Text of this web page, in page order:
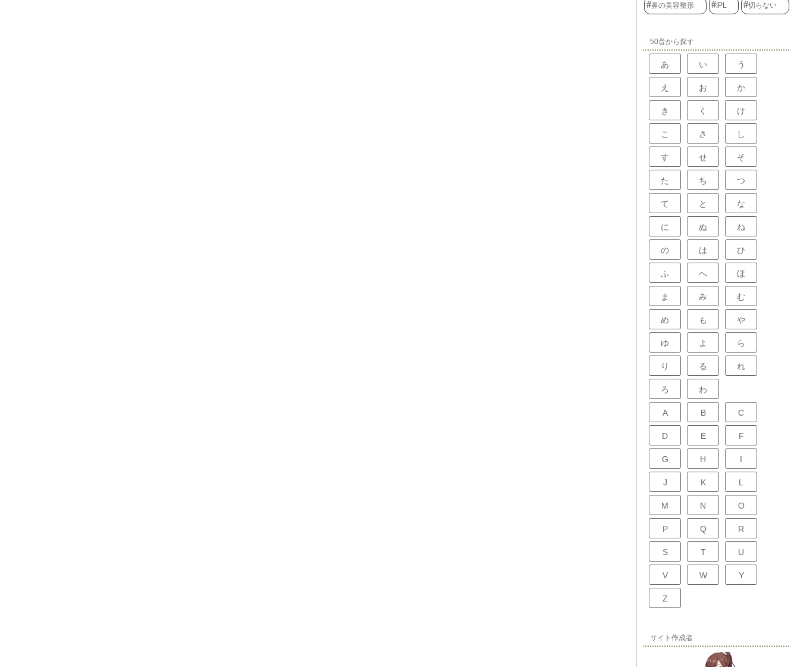
鼻の美容整形 IPL 切らない
50音から探す
あ い う
え お か
き く け
こ さ し
す せ そ
た ち つ
て と な
に ぬ ね
の は ひ
ふ へ ほ
ま み む
め も や
ゆ よ ら
り る れ
ろ わ
A B C
D E F
G H I
J K L
M N O
P Q R
S T U
V W Y
Z
サイト作成者